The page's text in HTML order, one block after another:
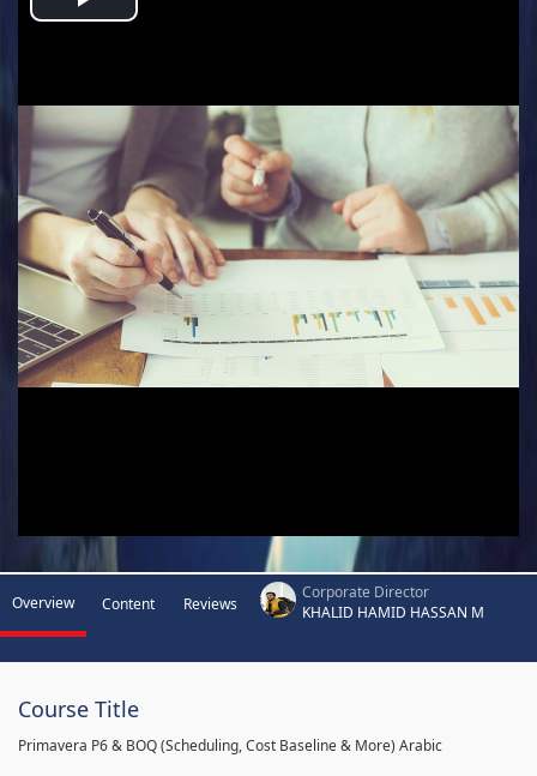
Play
Overview Content Reviews
Corporate Director
KHALID HAMID HASSAN M
Course Title
Primavera P6 & BOQ (Scheduling, Cost Baseline & More) Arabic